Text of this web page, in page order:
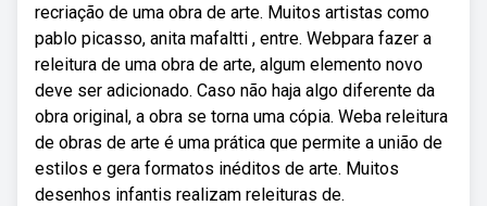
recriação de uma obra de arte. Muitos artistas como
pablo picasso, anita mafaltti , entre. Webpara fazer a
releitura de uma obra de arte, algum elemento novo
deve ser adicionado. Caso não haja algo diferente da
obra original, a obra se torna uma cópia. Weba releitura
de obras de arte é uma prática que permite a união de
estilos e gera formatos inéditos de arte. Muitos
desenhos infantis realizam releituras de.